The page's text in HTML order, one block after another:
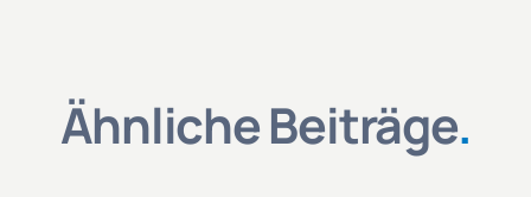
Ähnliche Beiträge.